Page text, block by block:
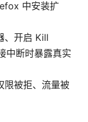
中安装扩
、开启 Kill
中断时暴露真实
限被拒、流量被